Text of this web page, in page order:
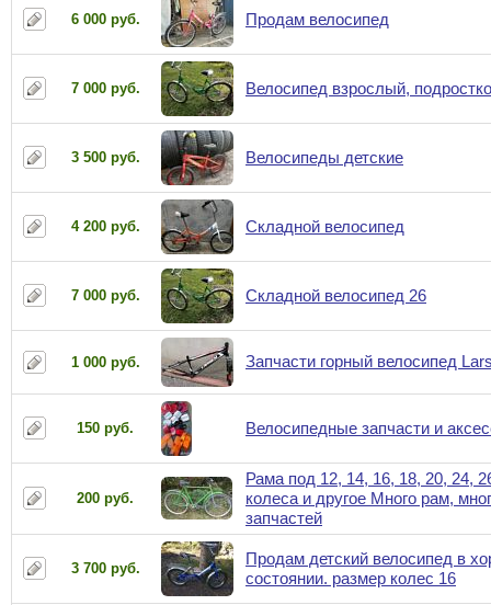
6 000 руб. Продам велосипед
7 000 руб. Велосипед взрослый,
3 500 руб. Велосипеды детские
4 200 руб. Складной велосипед
7 000 руб. Складной велосипед 26
1 000 руб. Запчасти горный велосипед
150 руб. Велосипедные запчасти и
200 руб.
Рама под 12, 14, 16, 18, 20, 24,
колеса и другое Много рам,
запчастей
3 700 руб.
Продам детский велосипед в
состоянии. размер колес 16